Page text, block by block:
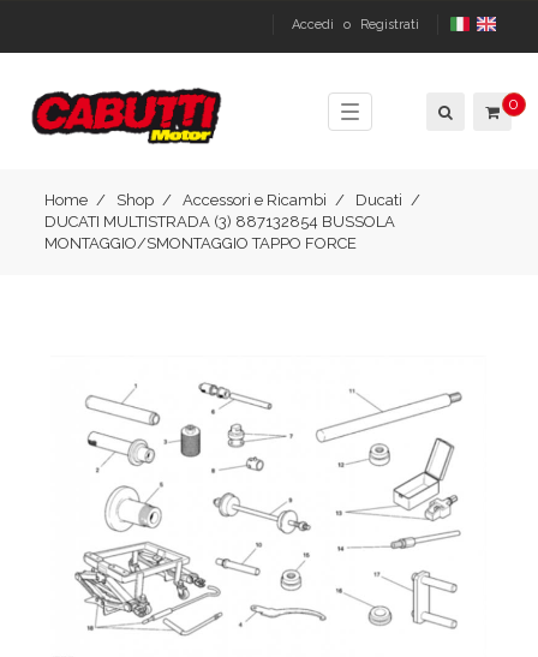
Accedi o Registrati
Toggle
navigation
0
Home Shop Accessori e Ricambi
Ducati
DUCATI MULTISTRADA (3) 887132854 BUSSOLA
MONTAGGIO/SMONTAGGIO TAPPO FORCE